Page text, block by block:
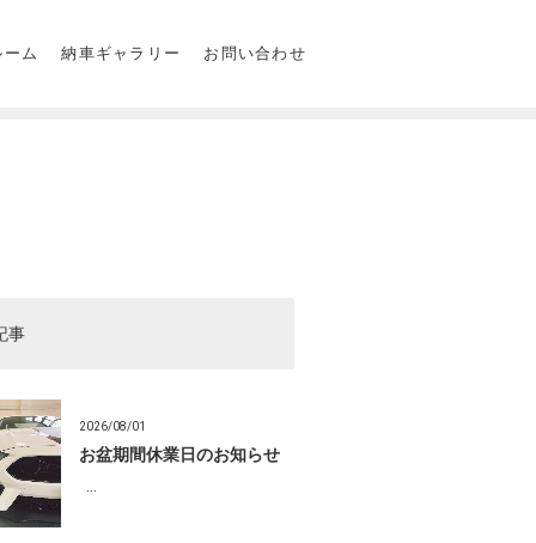
ム 納車ギャラリー お問い合わせ
事
2026/08/01
お盆期間休業日のお知らせ